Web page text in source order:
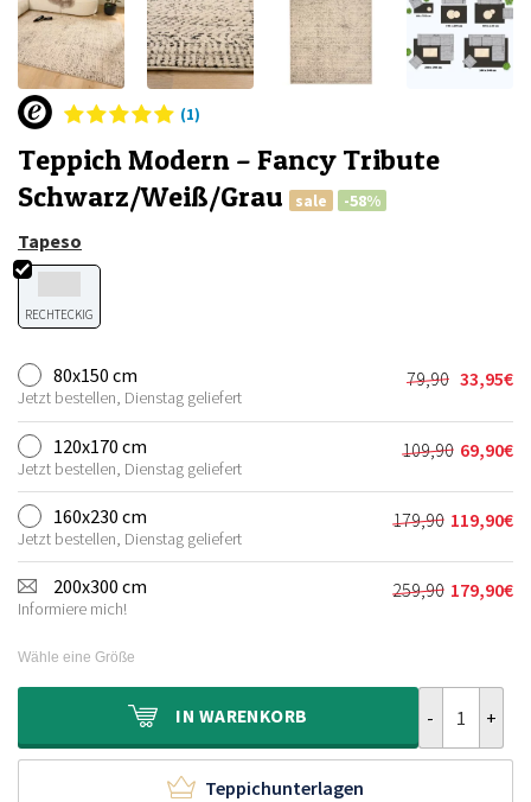
(1)
Teppich Modern – Fancy Tribute
Schwarz/Weiß/Grau
sale -58%
Tapeso
RECHTECKIG
80x150 cm
Jetzt bestellen, Dienstag geliefert
79,90
Preis
war:
79,90€
33,95€
Aktueller
Preis
ist:
33,95€.
120x170 cm
Jetzt bestellen, Dienstag geliefert
109,90
Preis
war:
109,90€
69,90€
Aktueller
Preis
ist:
69,90€.
160x230 cm
Jetzt bestellen, Dienstag geliefert
179,90
Preis
war:
179,90€
119,90€
Aktueller
Preis
ist:
119,90€.
200x300 cm
Informiere mich!
259,90 179,90€
Aktueller
Wähle eine Größe
IN WARENKORB
Teppichunterlagen